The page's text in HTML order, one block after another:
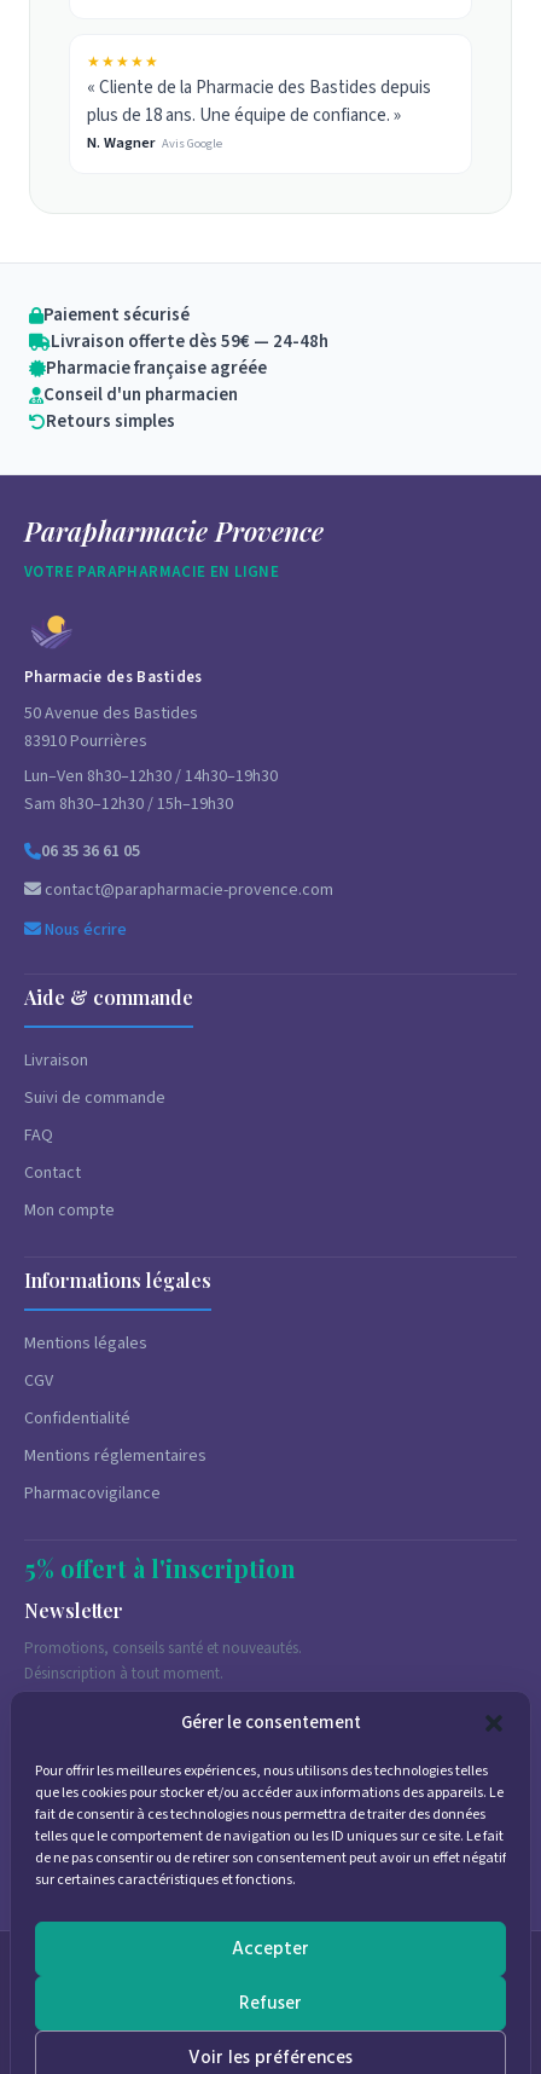
Gérer le consentement
Pour offrir les meilleures expériences, nous utilisons des technologies telles
que les cookies pour stocker et/ou accéder aux informations des appareils. Le
fait de consentir à ces technologies nous permettra de traiter des données
telles que le comportement de navigation ou les ID uniques sur ce site. Le fait
de ne pas consentir ou de retirer son consentement peut avoir un effet négatif
sur certaines caractéristiques et fonctions.
Accepter
Refuser
Voir les préférences
★★★★★
« Cliente de la Pharmacie des Bastides depuis
plus de 18 ans. Une équipe de confiance. »
N. Wagner Avis Google
Paiement sécurisé
Livraison offerte dès 59€ — 24-48h
Pharmacie française agréée
Conseil d'un pharmacien
Retours simples
Parapharmacie Provence
VOTRE PARAPHARMACIE EN LIGNE
Pharmacie des Bastides
50 Avenue des Bastides
83910 Pourrières
Lun–Ven 8h30–12h30 / 14h30–19h30
Sam 8h30–12h30 / 15h–19h30
06 35 36 61 05
contact@parapharmacie-provence.com
Nous écrire
Aide & commande
Livraison
Suivi de commande
FAQ
Contact
Mon compte
Informations légales
Mentions légales
CGV
Confidentialité
Mentions réglementaires
Pharmacovigilance
5% offert à l'inscription
Newsletter
Promotions, conseils santé et nouveautés.
Désinscription à tout moment.
J'accepte de recevoir des emails marketing conformément à la
politique de confidentialité
Parapharmacie Provence — Pharmacie des Bastides